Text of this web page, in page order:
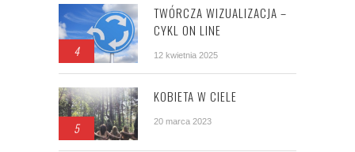
4
TWÓRCZA WIZUALIZACJA –
CYKL ON LINE
12 kwietnia 2025
5
KOBIETA W CIELE
20 marca 2023